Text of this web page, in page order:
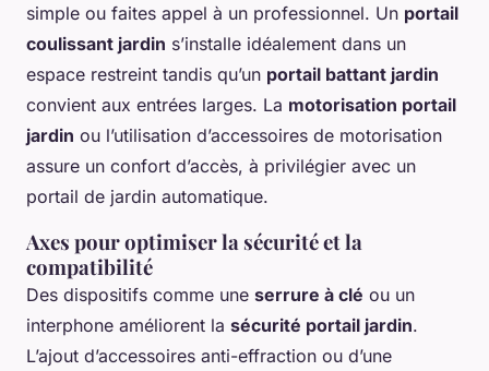
simple ou faites appel à un professionnel. Un portail
coulissant jardin s’installe idéalement dans un
espace restreint tandis qu’un portail battant jardin
convient aux entrées larges. La motorisation portail
jardin ou l’utilisation d’accessoires de motorisation
assure un confort d’accès, à privilégier avec un
portail de jardin automatique.
Axes pour optimiser la sécurité et la
compatibilité
Des dispositifs comme une serrure à clé ou un
interphone améliorent la sécurité portail jardin.
L’ajout d’accessoires anti-effraction ou d’une